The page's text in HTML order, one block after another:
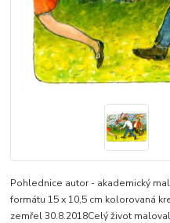
Pohlednice autor - akademický
formátu 15 x 10,5 cm kolorovaná
zemřel 30.8.2018Celý život